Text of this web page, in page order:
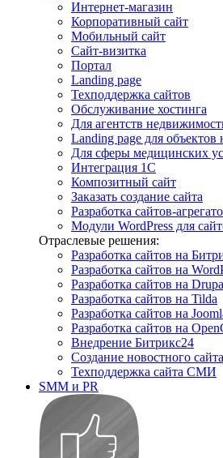
Интернет-магазин
Корпоративный сайт
Мобильный сайт
Сайт-визитка
Портал
Landing page
Техподдержка сайтов
Обслуживание хостинга
Для агентств
Landing page для
Для сферы медицинских
Интеграция 1С
Композитный сайт
Заказать создание сайта
Разработка сайтов-
Модули WordPress для
Отраслевые решения:
Разработка сайтов на
Разработка сайтов на
Разработка сайтов на
Разработка сайтов на Tilda
Разработка сайтов на
Разработка сайтов на
Внедрение Битрикс24
Создание новостного сайта
Техподдержка сайта СМИ
SMM и PR